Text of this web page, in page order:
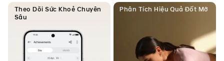
Theo Dõi Sức Khoẻ Chuyên
Sâu
Phân Tích Hiệu Quả Đốt Mỡ